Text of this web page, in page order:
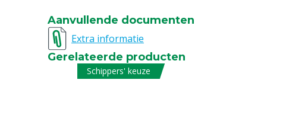
Stuks
Chemische
bestendigheidscode
Materiaal laars
Aanvullende documenten
Extra informatie
Gerelateerde producten
Schippers' keuze